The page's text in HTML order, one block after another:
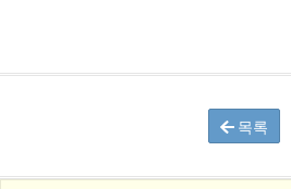
목록